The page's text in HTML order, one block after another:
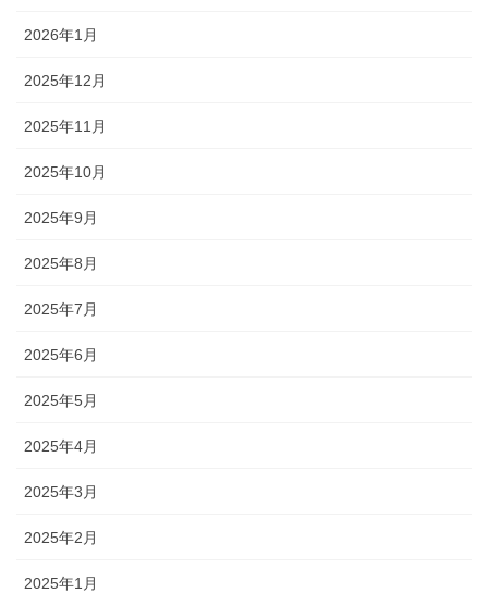
2026年1月
2025年12月
2025年11月
2025年10月
2025年9月
2025年8月
2025年7月
2025年6月
2025年5月
2025年4月
2025年3月
2025年2月
2025年1月